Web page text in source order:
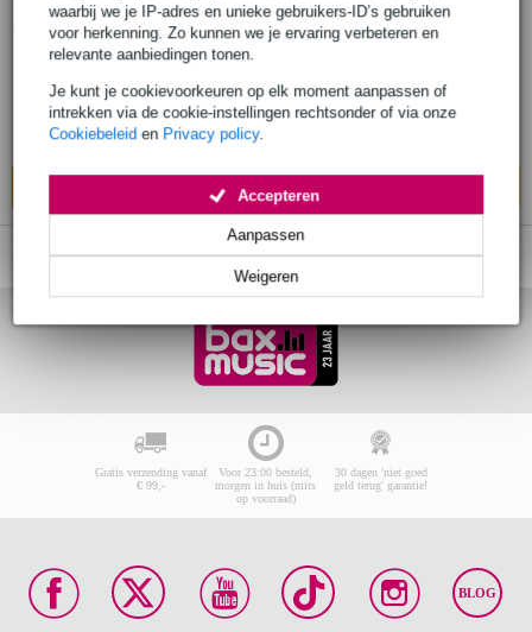
waarbij we je IP-adres en unieke gebruikers-ID’s gebruiken
voor herkenning. Zo kunnen we je ervaring verbeteren en
relevante aanbiedingen tonen.
Je kunt je cookievoorkeuren op elk moment aanpassen of
intrekken via de cookie-instellingen rechtsonder of via onze
Cookiebeleid en Privacy policy.
Weigeren
Aanpassen
Accepteren
Peli 1705 Air Case 813 x 309 x 165 mm
€ 535,-
Bestel nu en ontvang binnen circa 6
werkdagen
In mijn winkelwagen
Gratis verzending vanaf
€ 99,-
Voor 23:00 besteld,
morgen in huis (mits
op voorraad)
30 dagen 'niet goed
geld terug' garantie!
BLOG